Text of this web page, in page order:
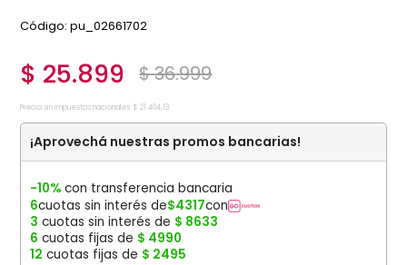
:pu_02661702
$ 25.899 $36.999
Precio sin impuestos nacionales: $ 21 .404,13
¡Aprovechá nuestras promos bancarias!
-10% con transferencia bancaria
6cuotas sin interés de$4317con
3 cuotas sin interés de $ 8633
6 cuotas fijas de $ 4990
12 cuotas fijas de $ 2495